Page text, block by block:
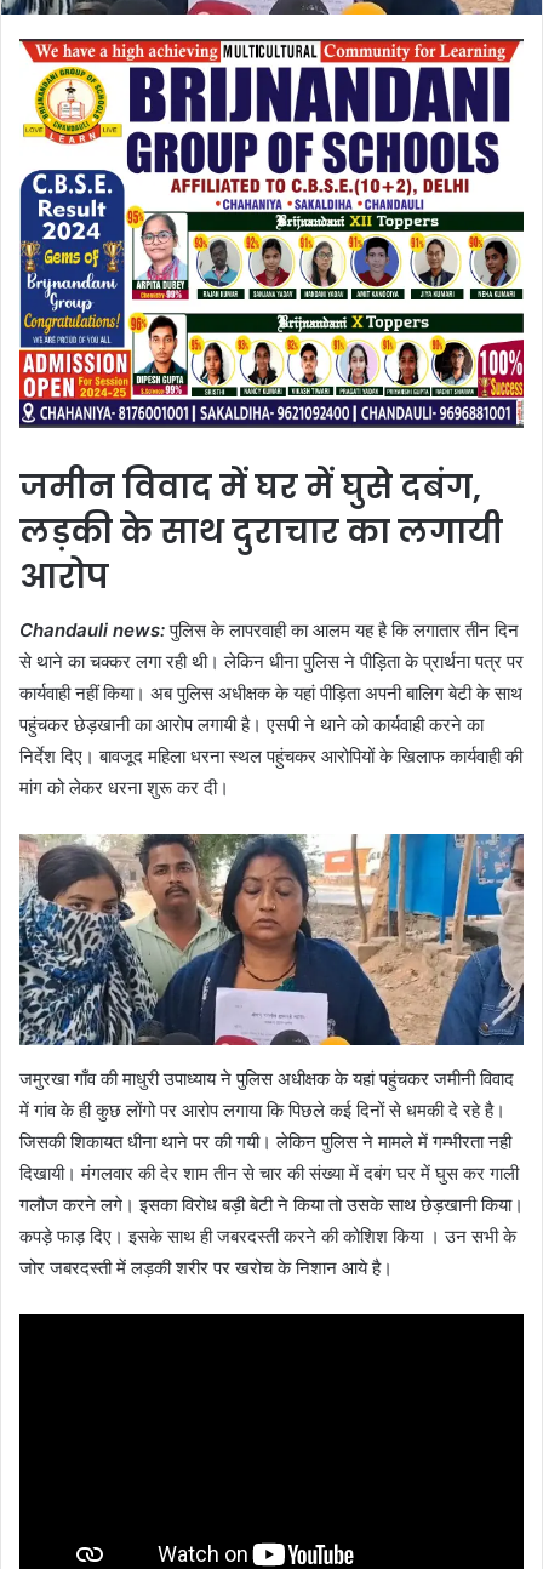
जमीन विवाद में घर में घुसे दबंग,
लड़की के साथ दुराचार का लगायी
आरोप
Chandauli news:पुलिस के लापरवाही का आलम यह है कि लगातार तीन दिन
से थाने का चक्कर लगा रही थी। लेकिन धीना पुलिस ने पीड़िता के प्रार्थना पत्र पर
कार्यवाही नहीं किया। अब पुलिस अधीक्षक के यहां पीड़िता अपनी बालिग बेटी के साथ
पहुंचकर छेड़खानी का आरोप लगायी है। एसपी ने थाने को कार्यवाही करने का
निर्देश दिए। बावजूद महिला धरना स्थल पहुंचकर आरोपियों के खिलाफ कार्यवाही की
मांग को लेकर धरना शुरू कर दी।
जमुरखा गाँव की माधुरी उपाध्याय ने पुलिस अधीक्षक के यहां पहुंचकर जमीनी विवाद
में गांव के ही कुछ लोंगो पर आरोप लगाया कि पिछले कई दिनों से धमकी दे रहे है।
जिसकी शिकायत धीना थाने पर की गयी। लेकिन पुलिस ने मामले में गम्भीरता नही
दिखायी। मंगलवार की देर शाम तीन से चार की संख्या में दबंग घर में घुस कर गाली
गलौज करने लगे। इसका विरोध बड़ी बेटी ने किया तो उसके साथ छेड़खानी किया।
कपड़े फाड़ दिए। इसके साथ ही जबरदस्ती करने की कोशिश किया । उन सभी के
जोर जबरदस्ती में लड़की शरीर पर खरोच के निशान आये है।